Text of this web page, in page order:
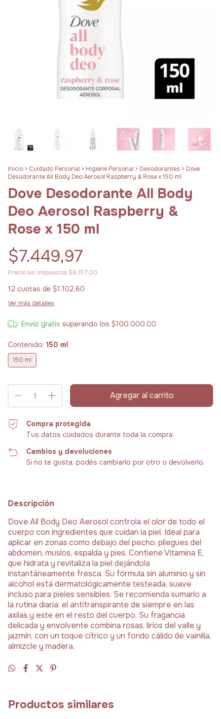
Inicio > Cuidado Personal > Higiene Personal > Desodorantes > Dove
Desodorante All Body Deo Aerosol Raspberry & Rose x 150 ml
Dove Desodorante All Body
Deo Aerosol Raspberry &
Rose x 150 ml
$7.449,97
Precio sin impuestos $6.157,00
12 cuotas de $1.102,60
Ver más detalles
Envío gratis superando los $100.000,00
Contenido: 150 ml
150 ml
Compra protegida
Tus datos cuidados durante toda la compra.
Cambios y devoluciones
Si no te gusta, podés cambiarlo por otro o devolverlo.
Descripción
Dove All Body Deo Aerosol controla el olor de todo el
cuerpo con ingredientes que cuidan la piel. Ideal para
aplicar en zonas como debajo del pecho, pliegues del
abdomen, muslos, espalda y pies. Contiene Vitamina E,
que hidrata y revitaliza la piel dejándola
instantáneamente fresca. Su fórmula sin aluminio y sin
alcohol está dermatológicamente testeada, suave
incluso para pieles sensibles. Se recomienda sumarlo a
la rutina diaria: el antitranspirante de siempre en las
axilas y este en el resto del cuerpo. Su fragancia
delicada y envolvente combina rosas, lirios del valle y
jazmín, con un toque cítrico y un fondo cálido de vainilla,
almizcle y madera.
Productos similares